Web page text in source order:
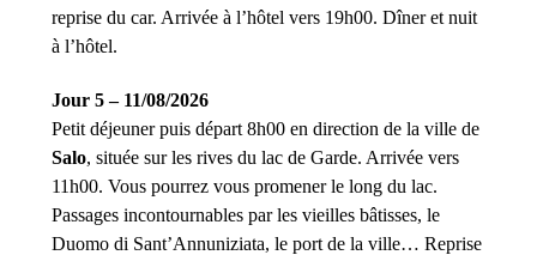
reprise du car. Arrivée à l’hôtel vers 19h00. Dîner et nuit
à l’hôtel.
Jour 5 – 11/08/2026
Petit déjeuner puis départ 8h00 en direction de la ville de
Salo, située sur les rives du lac de Garde. Arrivée vers
11h00. Vous pourrez vous promener le long du lac.
Passages incontournables par les vieilles bâtisses, le
Duomo di Sant’Annuniziata, le port de la ville… Reprise